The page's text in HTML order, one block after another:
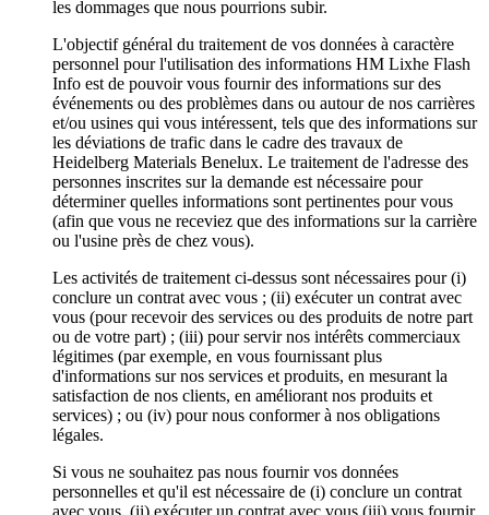
les dommages que nous pourrions subir.
L'objectif général du traitement de vos données à caractère
personnel pour l'utilisation des informations HM Lixhe Flash
Info est de pouvoir vous fournir des informations sur des
événements ou des problèmes dans ou autour de nos carrières
et/ou usines qui vous intéressent, tels que des informations sur
les déviations de trafic dans le cadre des travaux de
Heidelberg Materials Benelux. Le traitement de l'adresse des
personnes inscrites sur la demande est nécessaire pour
déterminer quelles informations sont pertinentes pour vous
(afin que vous ne receviez que des informations sur la carrière
ou l'usine près de chez vous).
Les activités de traitement ci-dessus sont nécessaires pour (i)
conclure un contrat avec vous ; (ii) exécuter un contrat avec
vous (pour recevoir des services ou des produits de notre part
ou de votre part) ; (iii) pour servir nos intérêts commerciaux
légitimes (par exemple, en vous fournissant plus
d'informations sur nos services et produits, en mesurant la
satisfaction de nos clients, en améliorant nos produits et
services) ; ou (iv) pour nous conformer à nos obligations
légales.
Si vous ne souhaitez pas nous fournir vos données
personnelles et qu'il est nécessaire de (i) conclure un contrat
avec vous, (ii) exécuter un contrat avec vous (iii) vous fournir